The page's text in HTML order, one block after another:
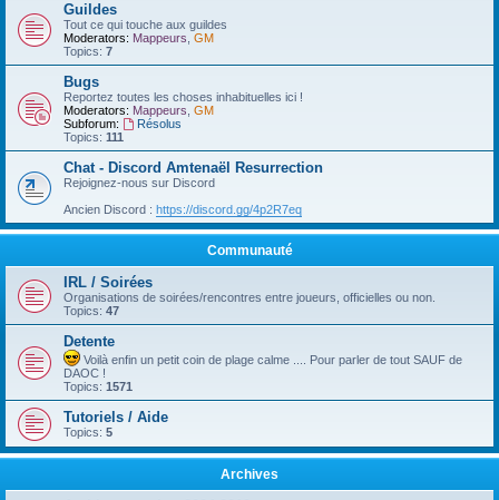
Guildes
Tout ce qui touche aux guildes
Moderators: Mappeurs GM
Topics: 7
Bugs
Reportez toutes les choses inhabituelles ici !
Moderators: Mappeurs GM
Subforum:
Résolus
Topics: 111
Chat - Discord Amtenaël Resurrection
Rejoignez-nous sur Discord
Ancien Discord : https://discord.gg/4p2R7eq
Communauté
IRL / Soirées
Organisations de soirées/rencontres entre joueurs, officielles ou non.
Topics: 47
Detente
Voilà enfin un petit coin de plage calme .... Pour parler de tout SAUF de
DAOC !
Topics: 1571
Tutoriels / Aide
Topics: 5
Archives